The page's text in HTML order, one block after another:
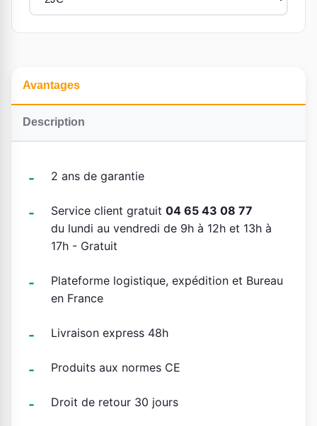
Avantages
Description
2 ans de garantie
Service client gratuit 04 65 43 08 77
du lundi au vendredi de 9h à 12h et 13h à
17h - Gratuit
Plateforme logistique, expédition et Bureau
en France
Livraison express 48h
Produits aux normes CE
Droit de retour 30 jours